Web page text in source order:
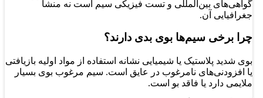
گواهی‌های بین‌المللی و تست فیزیکی سیم است نه منشأ
جغرافیایی آن.
چرا برخی سیم‌ها بوی بدی دارند؟
بوی شدید پلاستیک یا شیمیایی نشانه استفاده از مواد اولیه بازیافتی
یا افزودنی‌های نامرغوب در عایق است. سیم مرغوب بوی بسیار
ملایمی دارد یا فاقد بو است.